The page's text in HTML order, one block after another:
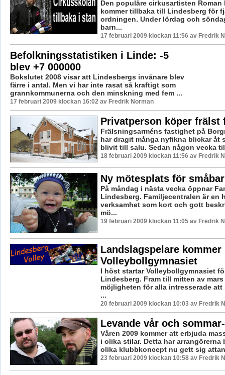
Den populäre cirkusartisten Roman
kommer tillbaka till Lindesberg för
ordningen. Under lördag och
barn...
17 februari 2009 klockan 11:56 av Fredrik
Befolkningsstatistiken i Linde: -5
blev +7 000000
Bokslutet 2008 visar att Lindesbergs invånare blev
färre i antal. Men vi har inte rasat så kraftigt som
grannkommunerna och den minskning med fem ...
17 februari 2009 klockan 16:02 av Fredrik Norman
Privatperson köper frälst
Frälsningsarméns fastighet på
har dragit många nyfikna blickar åt
blivit till salu. Sedan någon vecka
18 februari 2009 klockan 11:56 av Fredrik
Ny mötesplats för
På måndag i nästa vecka öppnar
Lindesberg. Familjecentralen är en
verksamhet som kort och gott
mö...
19 februari 2009 klockan 11:05 av Fredrik
Landslagspelare kommer
Volleybollgymnasiet
I höst startar Volleybollgymnasiet
Lindesberg. Fram till mitten av
möjligheten för alla intresserade
...
20 februari 2009 klockan 10:03 av Fredrik
Levande vår och
Våren 2009 kommer att erbjuda
i olika stilar. Detta har arrangörerna
olika klubbkoncept nu gett sig
23 februari 2009 klockan 10:58 av Fredrik